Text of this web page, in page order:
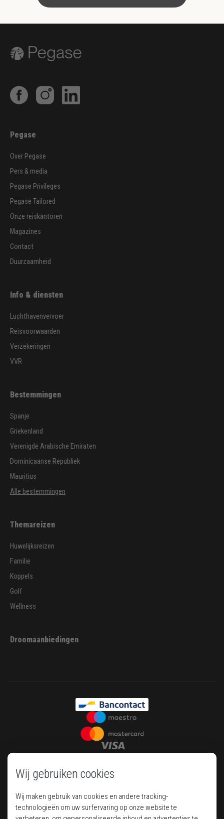
Wij gebruiken cookies
Wij maken gebruik van cookies en andere tracking-
technologieën om uw surfervaring op onze website te
Pegase
Over Pegase
Pers & media
Pegase Privileges
Pegase Tailored
Onze reiskantoren
Magazines
Contact
Duurzaamheid
Info & diensten
Luchthavenvervoer
Reisvoorwaarden
Verzekeringen
VVR
Bestemmingen
Spanje
Griekenland
Verenigde Arabische Emiraten
Dominicaanse Republiek
Mauritius
Alle bestemmingen
Themareizen
Huwelijksreizen
Familie
Koppels
Golf
Wellness
Droomaanbiedingen